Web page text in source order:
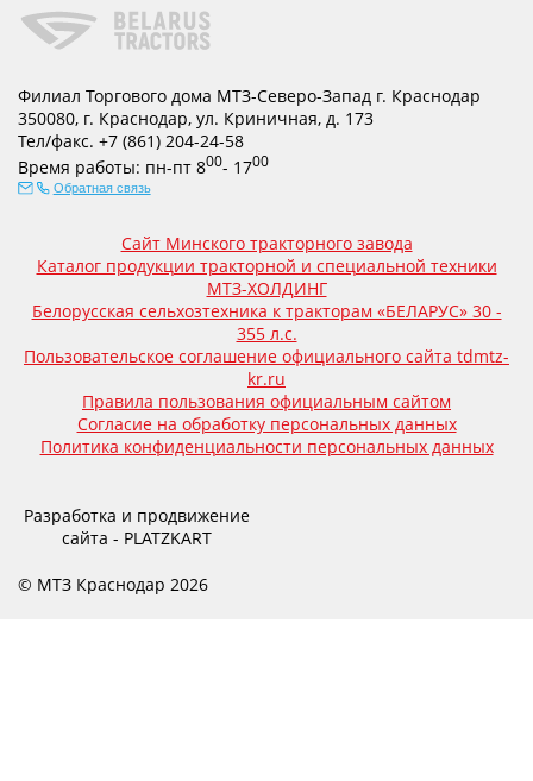
Филиал Торгового дома МТЗ-Северо-Запад г. Краснодар
350080, г. Краснодар, ул. Криничная, д. 173
Тел/факс. +7 (861) 204-24-58
Время работы: пн-пт 800- 1700
Обратная связь
Сайт Минского тракторного завода
Каталог продукции тракторной и специальной техники
МТЗ-ХОЛДИНГ
Белорусская сельхозтехника к тракторам «БЕЛАРУС» 30 -
355 л.с.
Пользовательское соглашение официального сайта tdmtz-
kr.ru
Правила пользования официальным сайтом
Согласие на обработку персональных данных
Политика конфиденциальности персональных данных
Разработка и продвижение
сайта - PLATZKART
© МТЗ Краснодар 2026